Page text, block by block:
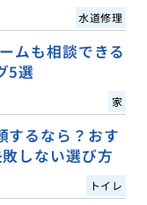
水道修理
ムも相談できる
5選
家
するなら？おす
しない選び方
トイレ